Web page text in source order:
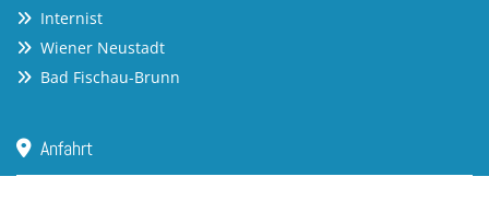
 Internist
 Wiener Neustadt
 Bad Fischau-Brunn
 Anfahrt